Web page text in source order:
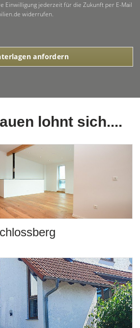
Einwilligung jederzeit für die Zukunft per E-Mail
widerrufen.
anfordern
lohnt sich....